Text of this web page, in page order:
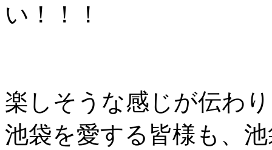
い！！！
楽しそうな感じが伝わ
池袋を愛する皆様も、